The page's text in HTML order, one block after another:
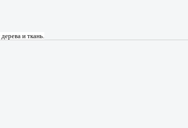
и ткань.